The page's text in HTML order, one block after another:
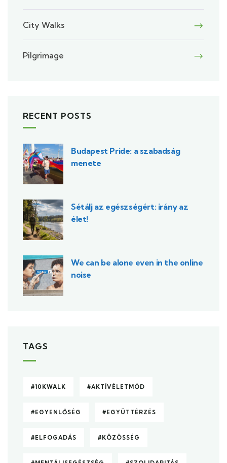
City Walks
Pilgrimage
RECENT POSTS
Budapest Pride: a szabadság
menete
Sétálj az egészségért: irány az
élet!
We can be alone even in the online
noise
TAGS
#10KWALK #AKTÍVÉLETMÓD
#EGYENLŐSÉG #EGYÜTTÉRZÉS
#ELFOGADÁS #KÖZÖSSÉG